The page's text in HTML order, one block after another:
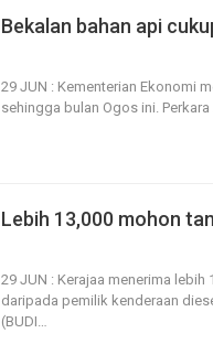
Bekalan bahan api
29 JUN : Kementerian Ekonomi
sehingga bulan Ogos ini.
Lebih 13,000 mohon
29 JUN : Kerajaa menerima
daripada pemilik kenderaan
(BUDI…